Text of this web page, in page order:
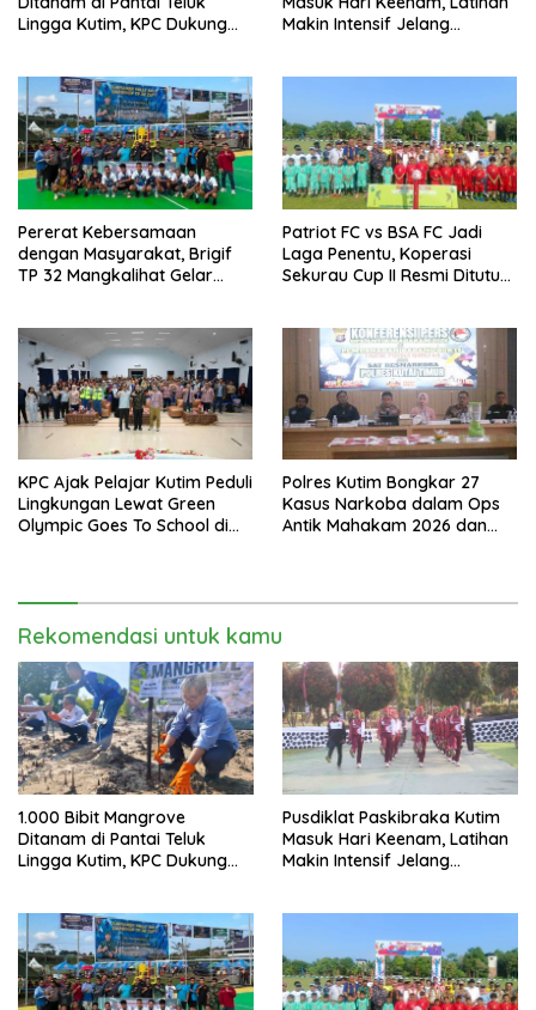
Lingga Kutim, KPC Dukung
Makin Intensif Jelang
Pererat Kebersamaan
dengan Masyarakat, Brigif
TP 32 Mangkalihat Gelar
Patriot FC vs BSA FC Jadi
Laga Penentu, Koperasi
Sekurau Cup II Resmi Ditutup
KPC Ajak Pelajar Kutim Peduli
Lingkungan Lewat Green
Olympic Goes To School di
Polres Kutim Bongkar 27
Kasus Narkoba dalam Ops
Antik Mahakam 2026 dan
Rekomendasi untuk kamu
1.000 Bibit Mangrove
Ditanam di Pantai Teluk
Lingga Kutim, KPC Dukung
Pusdiklat Paskibraka Kutim
Masuk Hari Keenam, Latihan
Makin Intensif Jelang